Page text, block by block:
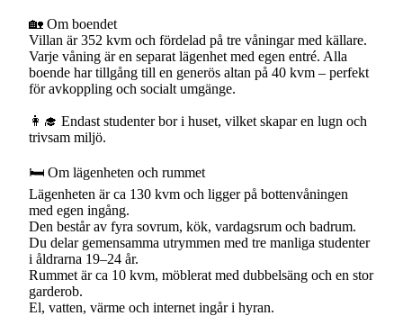
🏡 Om boendet
Villan är 352 kvm och fördelad på tre våningar med källare.
Varje våning är en separat lägenhet med egen entré. Alla
boende har tillgång till en generös altan på 40 kvm – perfekt
för avkoppling och socialt umgänge.
👩‍🎓 Endast studenter bor i huset, vilket skapar en lugn och
trivsam miljö.
🛏 Om lägenheten och rummet
Lägenheten är ca 130 kvm och ligger på bottenvåningen
med egen ingång.
Den består av fyra sovrum, kök, vardagsrum och badrum.
Du delar gemensamma utrymmen med tre manliga studenter
i åldrarna 19–24 år.
Rummet är ca 10 kvm, möblerat med dubbelsäng och en stor
garderob.
El, vatten, värme och internet ingår i hyran.